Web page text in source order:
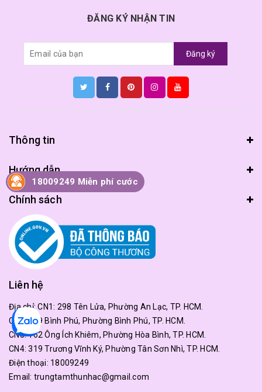
ĐĂNG KÝ NHẬN TIN
Đăng ký
Thông tin
Hướng dẫn
Chính sách
Liên hệ
Địa chỉ:CN1: 298 Tên Lửa, Phường An Lạc, TP. HCM.
CN2: 179 Bình Phú, Phường Bình Phú, TP. HCM.
CN3: 162 Ông Ích Khiêm, Phường Hòa Bình, TP. HCM.
CN4: 319 Trương Vĩnh Ký, Phường Tân Sơn Nhì, TP. HCM.
Điện thoại: 18009249
Email: trungtamthunhac@gmail.com
18009249 Miễn phí cước